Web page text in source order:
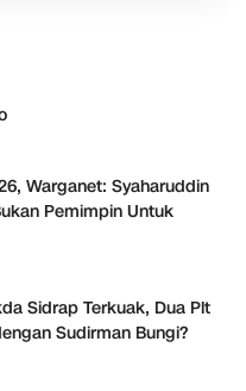
Warganet: Syaharuddin
Pemimpin Untuk
Sidrap Terkuak, Dua Plt
Sudirman Bungi?